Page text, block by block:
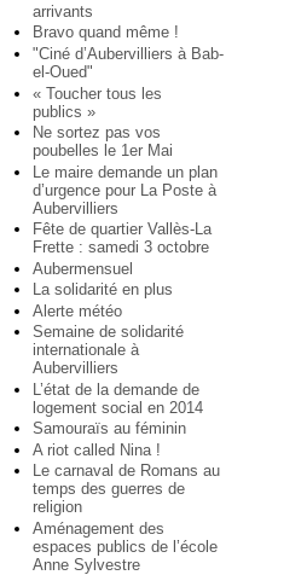
arrivants
Bravo quand même !
"Ciné d’Aubervilliers à Bab-
el-Oued"
« Toucher tous les
publics »
Ne sortez pas vos
poubelles le 1er Mai
Le maire demande un plan
d’urgence pour La Poste à
Aubervilliers
Fête de quartier Vallès-La
Frette : samedi 3 octobre
Aubermensuel
La solidarité en plus
Alerte météo
Semaine de solidarité
internationale à
Aubervilliers
L’état de la demande de
logement social en 2014
Samouraïs au féminin
A riot called Nina !
Le carnaval de Romans au
temps des guerres de
religion
Aménagement des
espaces publics de l’école
Anne Sylvestre